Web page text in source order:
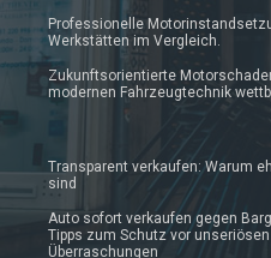
Professionelle
Werkstätten im Vergleich.
Zukunftsorientierte
modernen Fahrzeugtechnik
Transparent verkaufen: Warum
sind
Auto sofort verkaufen gegen
Tipps zum Schutz vor
Überraschungen